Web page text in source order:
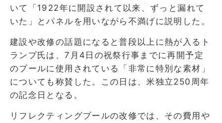
いて「1922年に開設されて以来、ずっと漏れて
いた」とパネルを用いながら不満げに説明した。
建設や改修の話題になると普段以上に熱が入るト
ランプ氏は、7月4日の祝祭行事までに再開予定
のプールに使用されている「非常に特別な素材」
についても称賛した。この日は、米独立250周年
の記念日となる。
リフレクティングプールの改修では、その費用や